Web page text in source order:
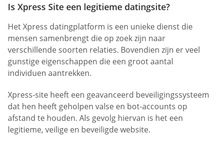
Is Xpress Site een legitieme datingsite?
Het Xpress datingplatform is een unieke dienst die
mensen samenbrengt die op zoek zijn naar
verschillende soorten relaties. Bovendien zijn er veel
gunstige eigenschappen die een groot aantal
individuen aantrekken.
Xpress-site heeft een geavanceerd beveiligingssysteem
dat hen heeft geholpen valse en bot-accounts op
afstand te houden. Als gevolg hiervan is het een
legitieme, veilige en beveiligde website.